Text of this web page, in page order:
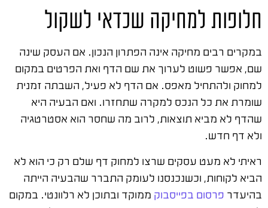
חלופות למחיקה שכדאי לשקול
במקרים רבים מחיקה אינה הפתרון הנכון. אם העסק שינה
שם, אפשר פשוט לערוך את שם הדף ואת הפרטים במקום
למחוק ולהתחיל מאפס. אם הדף לא פעיל, השבתה זמנית
שומרת את כל הנכס למקרה שתחזרו. ואם הבעיה היא
שהדף לא מביא תוצאות, לרוב מה שחסר הוא אסטרטגיה
ולא דף חדש.
ראיתי לא מעט עסקים שרצו למחוק דף שלם רק כי הוא לא
הביא לקוחות, וכשנכנסנו לעומק התברר שהבעיה הייתה
בהיעדר פרסום בפייסבוק ממוקד ובתוכן לא רלוונטי. במקום